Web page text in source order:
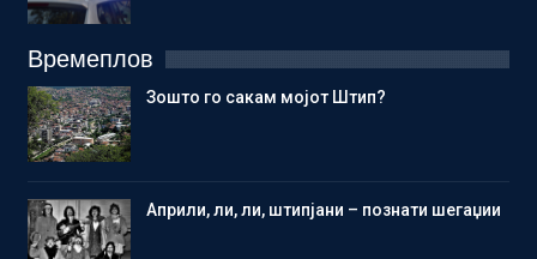
Времеплов
Зошто го сакам мојот Штип?
Aприли, ли, ли, штипјани – познати шегаџии